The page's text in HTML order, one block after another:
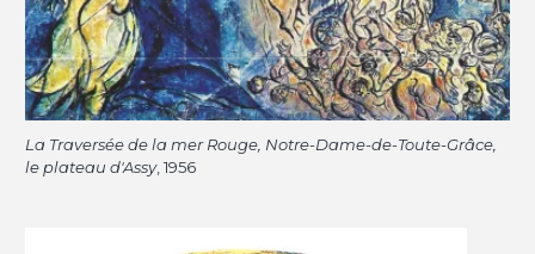
La Traversée de la mer Rouge, Notre-Dame-de-Toute-Grâce,
le plateau d'Assy, 1956